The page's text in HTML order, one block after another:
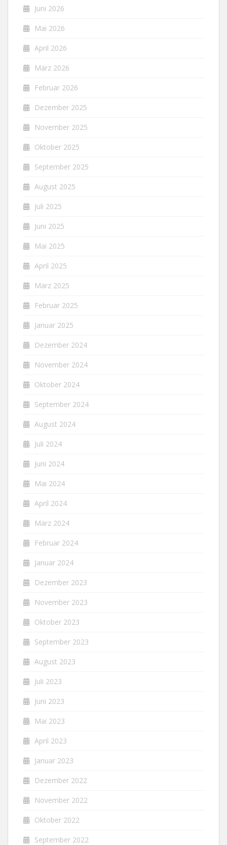
Juni 2026
Mai 2026
April 2026
März 2026
Februar 2026
Dezember 2025
November 2025
Oktober 2025
September 2025
August 2025
Juli 2025
Juni 2025
Mai 2025
April 2025
März 2025
Februar 2025
Januar 2025
Dezember 2024
November 2024
Oktober 2024
September 2024
August 2024
Juli 2024
Juni 2024
Mai 2024
April 2024
März 2024
Februar 2024
Januar 2024
Dezember 2023
November 2023
Oktober 2023
September 2023
August 2023
Juli 2023
Juni 2023
Mai 2023
April 2023
Januar 2023
Dezember 2022
November 2022
Oktober 2022
September 2022